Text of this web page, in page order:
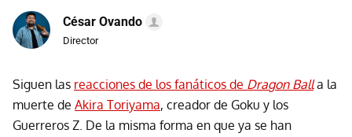
César Ovando
Director
Siguen las reacciones de los fanáticos de Dragon Balla la
muerte de Akira Toriyama, creador de Goku y los
Guerreros Z. De la misma forma en que ya se han